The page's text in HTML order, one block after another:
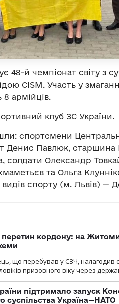
48-й чемпіонат світу з
CISM. Участь у
армійців.
клуб ЗС України.
спортсмени
Денис Павлюк, старшина
Олександр
та Ольга
видів спорту (м. Львів) —
перетин кордону: на
що перебував у СЗЧ, налагодив
призовного віку через
підтримало запуск
суспільства Україна—НАТО